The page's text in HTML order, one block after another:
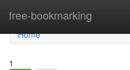
free-bookmarking
Home
Home
1